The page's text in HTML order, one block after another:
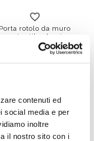
contenuti ed
social media e per
inoltre
il nostro sito con i
Porta rotolo da muro
stile classico -
Colombo Design